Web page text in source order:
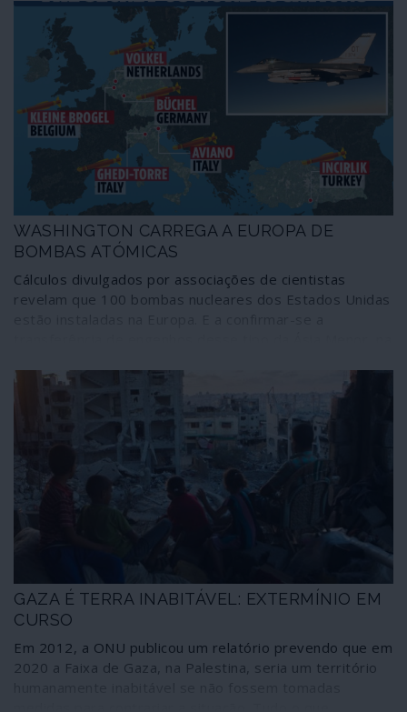
condene o ataque norte-americano contra o aeroporto
internacional da capital e também revogou o pedido de
assistência de uma coligação internacional – constituída
por Estados Unidos e outros membros da NATO – para
o combate contra o Isis ou Estado Islâmico. “O que
aconteceu foi um assassínio político; o Iraque não pode
aceitar isso”, resumiu o primeiro-ministro Adel Abdul al-
Mahdi como razão de fundo para a expulsão das tropas
estrangeiras.
WASHINGTON CARREGA A EUROPA DE
BOMBAS ATÓMICAS
Cálculos divulgados por associações de cientistas
revelam que 100 bombas nucleares dos Estados Unidas
Itália, dentro em breve haverá 150 bombas atómicas
em Estados membros da União Europeia. Claro que não
serão precisas tantas para liquidar o planeta e a
humanidade, tornando a ameaça das alterações
climáticas uma redundância. Mas os Estados Unidos e,
pelos vistos, os dirigentes europeus gostam que os
povos estejam reféns de estratégias de terror.
GAZA É TERRA INABITÁVEL: EXTERMÍNIO EM
CURSO
Em 2012, a ONU publicou um relatório prevendo que em
2020 a Faixa de Gaza, na Palestina, seria um território